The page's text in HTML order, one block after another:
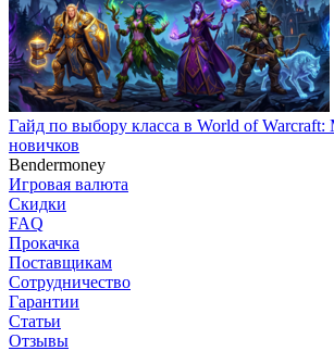
Гайд по выбору класса в World of Warcraft:
новичков
Bendermoney
Игровая валюта
Скидки
FAQ
Прокачка
Поставщикам
Сотрудничество
Гарантии
Статьи
Отзывы